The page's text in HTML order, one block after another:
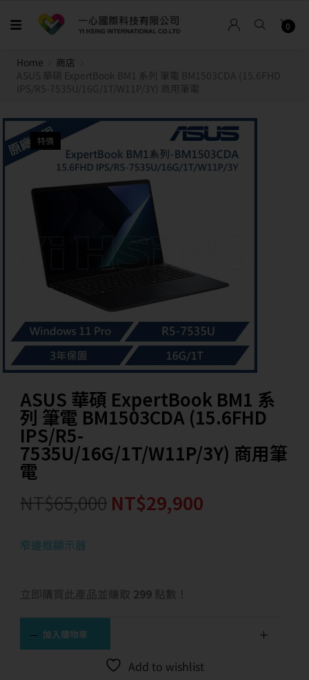
0
Home
商店
ASUS 華碩 ExpertBook BM1 系列 筆電 BM1503CDA (15.6FHD
IPS/R5-7535U/16G/1T/W11P/3Y) 商用筆電
特價
ASUS 華碩 ExpertBook BM1 系
列 筆電 BM1503CDA (15.6FHD
IPS/R5-
7535U/16G/1T/W11P/3Y) 商用筆
電
NT$65,000 NT$29,900
窄邊框顯示器
立即購買此產品並賺取 299 點數！
加入購物車
Add to wishlist